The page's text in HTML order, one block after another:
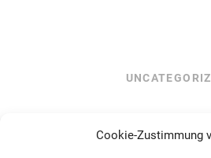
Cookie-Zustimmung